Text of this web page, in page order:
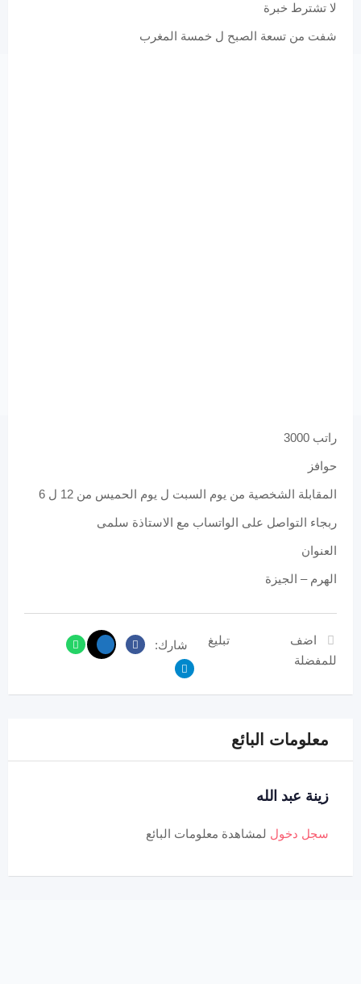
لا تشترط خبرة
شفت من تسعة الصبح ل خمسة المغرب
راتب 3000
حوافز
المقابلة الشخصية من يوم السبت ل يوم الحميس من 12 ل 6
ربجاء التواصل على الواتساب مع الاستاذة سلمى
العنوان
الهرم – الجيزة
اضف
للمفضلة
تبليغ شارك:
معلومات البائع
زينة عبد الله
سجل دخول لمشاهدة معلومات البائع